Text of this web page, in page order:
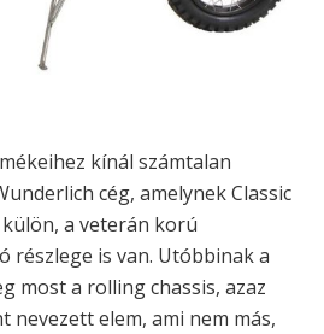
kínál számtalan
cég, amelynek Classic
a veterán korú
részlege is van. Utóbbinak a
most a rolling chassis, azaz
nevezett elem, ami nem más,